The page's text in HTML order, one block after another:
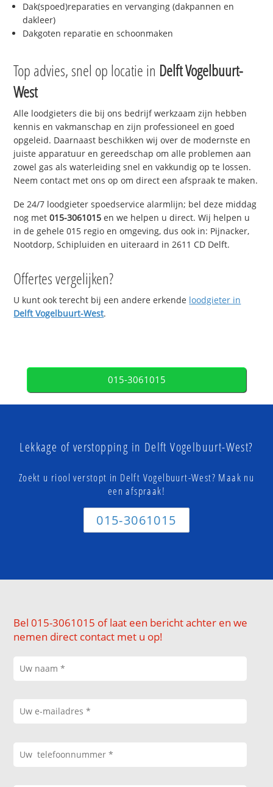
Dak(spoed)reparaties en vervanging (dakpannen en
dakleer)
Dakgoten reparatie en schoonmaken
Top advies, snel op locatie in Delft Vogelbuurt-
West
Alle loodgieters die bij ons bedrijf werkzaam zijn hebben
kennis en vakmanschap en zijn professioneel en goed
opgeleid. Daarnaast beschikken wij over de modernste en
juiste apparatuur en gereedschap om alle problemen aan
zowel gas als waterleiding snel en vakkundig op te lossen.
Neem contact met ons op om direct een afspraak te maken.
De 24/7 loodgieter spoedservice alarmlijn; bel deze middag
nog met015-3061015 en we helpen u direct. Wij helpen u
in de gehele 015 regio en omgeving, dus ook in: Pijnacker,
Nootdorp, Schipluiden en uiteraard in 2611 CD Delft.
Offertes vergelijken?
U kunt ook terecht bij een andere erkende loodgieter in
Delft Vogelbuurt-West.
015-3061015
Lekkage of verstopping in Delft Vogelbuurt-West?
Zoekt u riool verstopt in Delft Vogelbuurt-West? Maak nu
een afspraak!
015-3061015
Bel 015-3061015 of laat een bericht achter en we
nemen direct contact met u op!